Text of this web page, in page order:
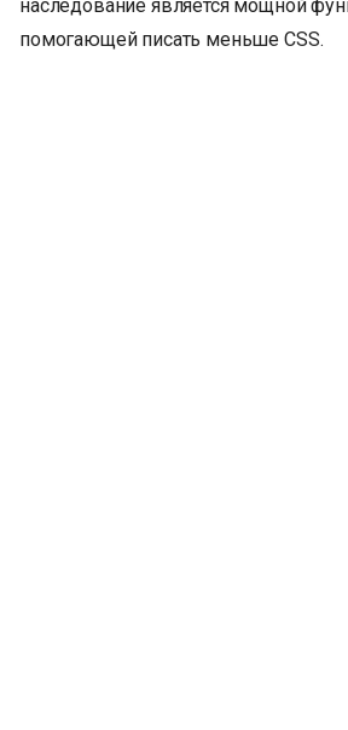
наследование является мощной
помогающей писать меньше CSS.